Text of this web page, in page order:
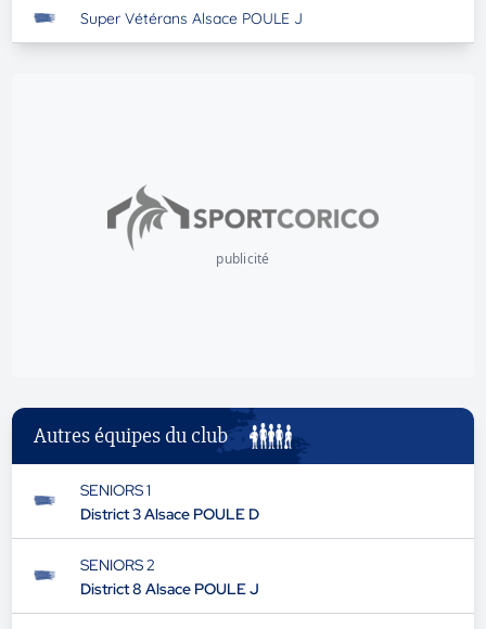
Super Vétérans Alsace POULE J
publicité
Autres équipes du club
SENIORS 1
District 3 Alsace POULE D
SENIORS 2
District 8 Alsace POULE J